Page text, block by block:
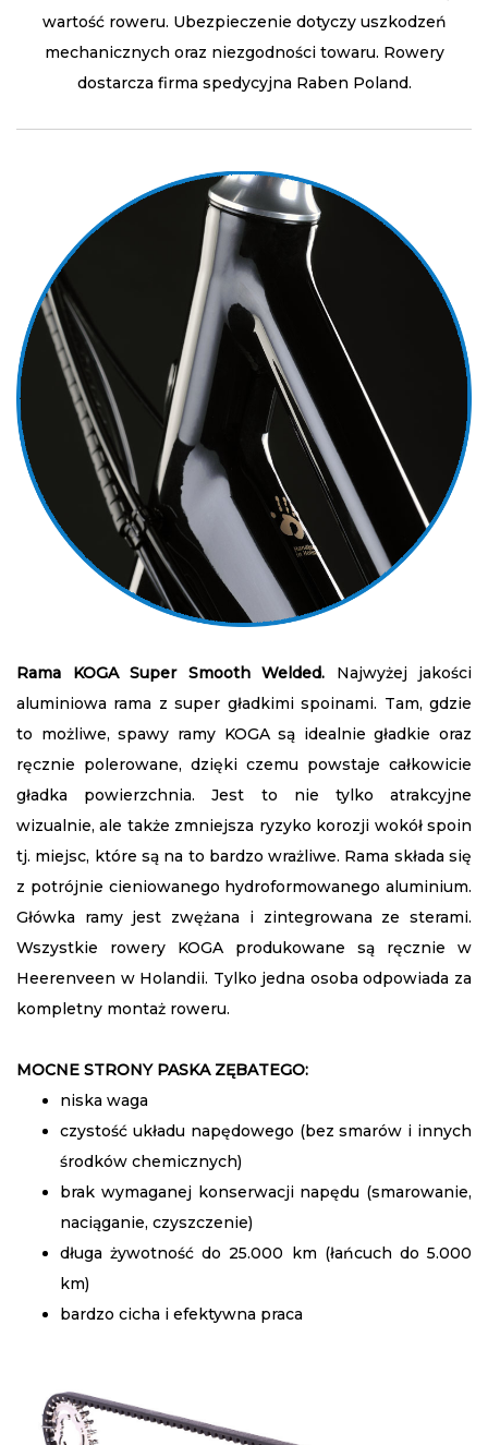
wartość roweru. Ubezpieczenie dotyczy uszkodzeń
mechanicznych oraz niezgodności towaru. Rowery
dostarcza firma spedycyjna Raben Poland.
Rama KOGA Super Smooth Welded. Najwyżej jakości
aluminiowa rama z super gładkimi spoinami. Tam, gdzie
to możliwe, spawy ramy KOGA są idealnie gładkie oraz
ręcznie polerowane, dzięki czemu powstaje całkowicie
gładka powierzchnia. Jest to nie tylko atrakcyjne
wizualnie, ale także zmniejsza ryzyko korozji wokół spoin
tj. miejsc, które są na to bardzo wrażliwe. Rama składa się
z potrójnie cieniowanego hydroformowanego aluminium.
Główka ramy jest zwężana i zintegrowana ze sterami.
Wszystkie rowery KOGA produkowane są ręcznie w
Heerenveen w Holandii. Tylko jedna osoba odpowiada za
kompletny montaż roweru.
MOCNE STRONY PASKA ZĘBATEGO:
niska waga
czystość układu napędowego (bez smarów i innych
środków chemicznych)
brak wymaganej konserwacji napędu (smarowanie,
naciąganie, czyszczenie)
długa żywotność do 25.000 km (łańcuch do 5.000
km)
bardzo cicha i efektywna praca